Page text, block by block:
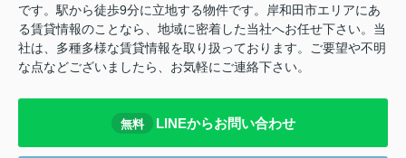
です。駅から徒歩9分に立地する物件です。岸和田市エリアにあ
る賃貸情報のことなら、地域に密着した当社へお任せ下さい。当
社は、多種多様な賃貸情報を取り扱っております。ご要望や不明
な点などございましたら、お気軽にご連絡下さい。
無料 LINEからお問い合わせ